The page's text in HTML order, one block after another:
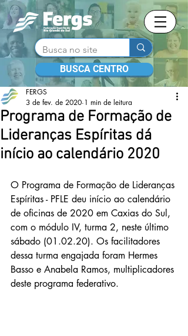
BUSCA CENTRO
Programa de Formação de
Lideranças Espíritas dá
início ao calendário 2020
FERGS
3 de fev. de 2020 1 min de leitura
O Programa de Formação de Lideranças
Espíritas - PFLE deu início ao calendário
de oficinas de 2020 em Caxias do Sul,
com o módulo IV, turma 2, neste último
sábado (01.02.20). Os facilitadores
dessa turma engajada foram Hermes
Basso e Anabela Ramos, multiplicadores
deste programa federativo.